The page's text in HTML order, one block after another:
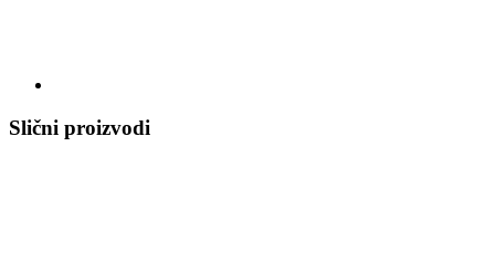
Slični proizvodi